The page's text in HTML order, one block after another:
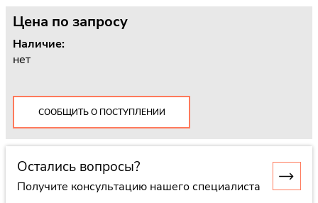
Цена по запросу
Наличие:
нет
СООБЩИТЬ О ПОСТУПЛЕНИИ
Остались вопросы?
Получите консультацию нашего специалиста